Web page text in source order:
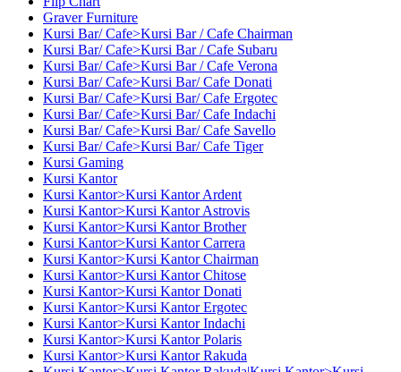
Graver Furniture
Kursi Bar/ Cafe>Kursi Bar / Cafe Chairman
Kursi Bar/ Cafe>Kursi Bar / Cafe Subaru
Kursi Bar/ Cafe>Kursi Bar / Cafe Verona
Kursi Bar/ Cafe>Kursi Bar/ Cafe Donati
Kursi Bar/ Cafe>Kursi Bar/ Cafe Ergotec
Kursi Bar/ Cafe>Kursi Bar/ Cafe Indachi
Kursi Bar/ Cafe>Kursi Bar/ Cafe Savello
Kursi Bar/ Cafe>Kursi Bar/ Cafe Tiger
Kursi Gaming
Kursi Kantor
Kursi Kantor>Kursi Kantor Ardent
Kursi Kantor>Kursi Kantor Astrovis
Kursi Kantor>Kursi Kantor Brother
Kursi Kantor>Kursi Kantor Carrera
Kursi Kantor>Kursi Kantor Chairman
Kursi Kantor>Kursi Kantor Chitose
Kursi Kantor>Kursi Kantor Donati
Kursi Kantor>Kursi Kantor Ergotec
Kursi Kantor>Kursi Kantor Indachi
Kursi Kantor>Kursi Kantor Polaris
Kursi Kantor>Kursi Kantor Rakuda